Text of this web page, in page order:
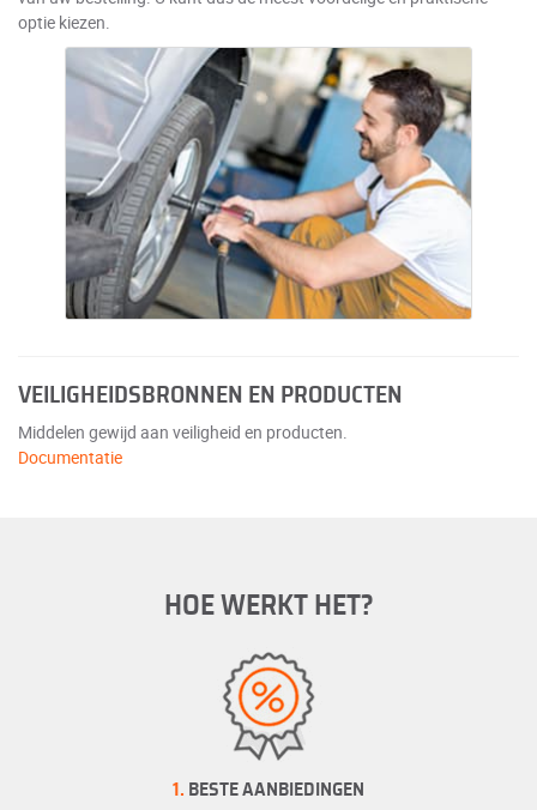
optie kiezen.
VEILIGHEIDSBRONNEN EN PRODUCTEN
Middelen gewijd aan veiligheid en producten.
Documentatie
HOE WERKT HET?
1. BESTE AANBIEDINGEN